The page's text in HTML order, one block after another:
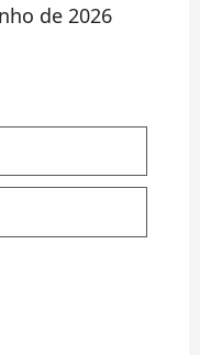
de 2026